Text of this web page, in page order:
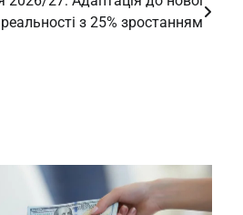
реальності з 25% зростанням